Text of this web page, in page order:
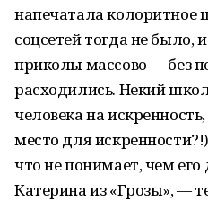
напечатала колоритное
соцсетей тогда не было,
приколы массово — без
расходились. Некий
человека на
место для
что не понимает, чем
Катерина из «Грозы», —